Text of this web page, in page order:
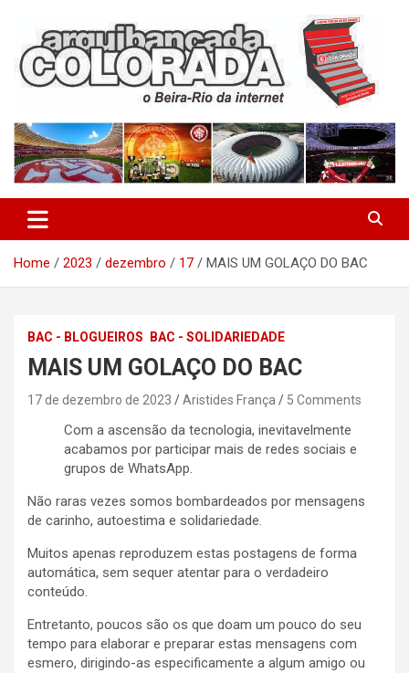
content
Arquibancada Colorada
Home 2023 dezembro 17 MAIS UM GOLAÇO DO BAC
BAC - BLOGUEIROS BAC - SOLIDARIEDADE
MAIS UM GOLAÇO DO BAC
17 de dezembro de 2023 Aristides França 5 Comments
Com a ascensão da tecnologia, inevitavelmente
acabamos por participar mais de redes sociais e
grupos de WhatsApp.
Não raras vezes somos bombardeados por mensagens
de carinho, autoestima e solidariedade.
Muitos apenas reproduzem estas postagens de forma
automática, sem sequer atentar para o verdadeiro
conteúdo.
Entretanto, poucos são os que doam um pouco do seu
tempo para elaborar e preparar estas mensagens com
esmero, dirigindo-as especificamente a algum amigo ou